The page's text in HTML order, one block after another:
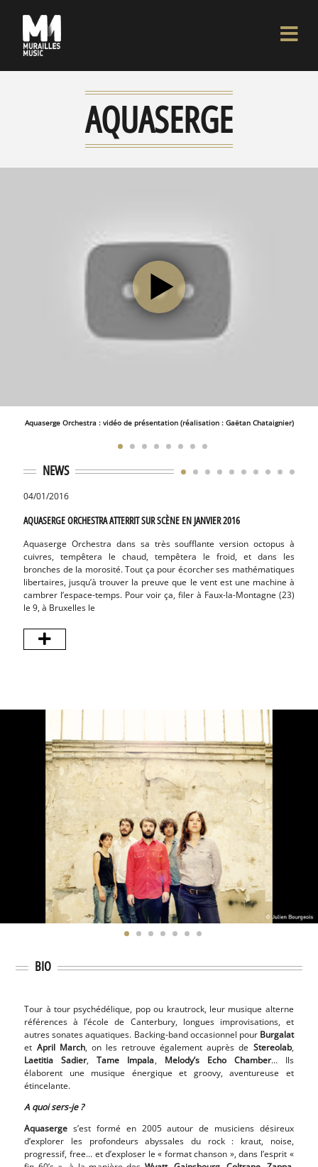
AQUASERGE
Aquaserge Orchestra : vidéo de présentation (réalisation : Gaëtan Chataignier)
NEWS
04/01/2016
AQUASERGE ORCHESTRA ATTERRIT SUR SCÈNE EN JANVIER 2016
Aquaserge Orchestra dans sa très soufflante version octopus à
cuivres, tempêtera le chaud, tempêtera le froid, et dans les
bronches de la morosité. Tout ça pour écorcher ses mathématiques
libertaires, jusqu’à trouver la preuve que le vent est une machine à
cambrer l’espace-temps. Pour voir ça, filer à Faux-la-Montagne (23)
le 9, à Bruxelles le
BIO
Tour à tour psychédélique, pop ou krautrock, leur musique alterne
références à l’école de Canterbury, longues improvisations, et
autres sonates aquatiques. Backing-band occasionnel pour Burgalat
et April March, on les retrouve également auprès de Stereolab,
Laetitia Sadier,Tame Impala, Melody’s Echo Chamber… Ils
élaborent une musique énergique et groovy, aventureuse et
étincelante.
A quoi sers-je ?
Aquaserge s’est formé en 2005 autour de musiciens désireux
d’explorer les profondeurs abyssales du rock : kraut, noise,
progressif, free… et d’exploser le « format chanson », dans l’esprit «